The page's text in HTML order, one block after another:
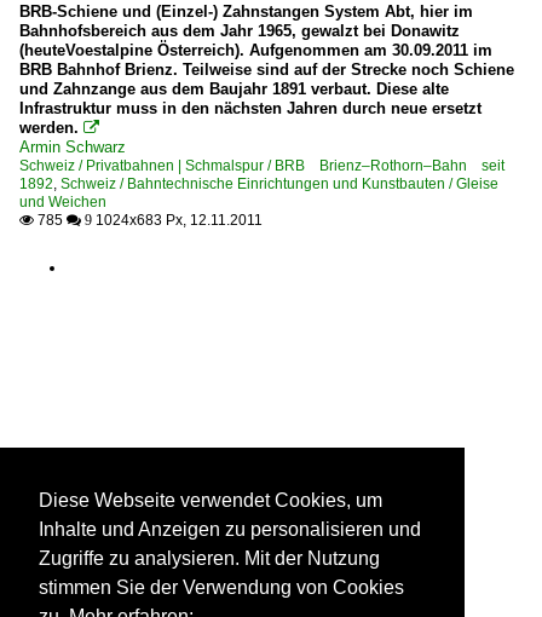
BRB-Schiene und (Einzel-) Zahnstangen System Abt, hier im
Bahnhofsbereich aus dem Jahr 1965, gewalzt bei Donawitz
(heuteVoestalpine Österreich). Aufgenommen am 30.09.2011 im
BRB Bahnhof Brienz. Teilweise sind auf der Strecke noch Schiene
und Zahnzange aus dem Baujahr 1891 verbaut. Diese alte
Infrastruktur muss in den nächsten Jahren durch neue ersetzt
werden. 
Armin Schwarz
Schweiz / Privatbahnen | Schmalspur / BRB Brienz–Rothorn–Bahn seit
1892, Schweiz / Bahntechnische Einrichtungen und Kunstbauten / Gleise
und Weichen
 785  9 1024x683 Px, 12.11.2011
Diese Webseite verwendet Cookies, um
Inhalte und Anzeigen zu personalisieren und
Zugriffe zu analysieren. Mit der Nutzung
stimmen Sie der Verwendung von Cookies